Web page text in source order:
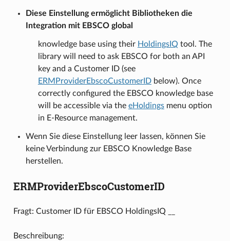
Diese Einstellung ermöglicht Bibliotheken die
Integration mit EBSCO global
knowledge base using their HoldingsIQ tool. The
library will need to ask EBSCO for both an API
key and a Customer ID (see
ERMProviderEbscoCustomerIDbelow). Once
correctly configured the EBSCO knowledge base
will be accessible via the eHoldingsmenu option
in E-Resource management.
Wenn Sie diese Einstellung leer lassen, können Sie
keine Verbindung zur EBSCO Knowledge Base
herstellen.
ERMProviderEbscoCustomerID
Fragt: Customer ID für EBSCO HoldingsIQ __
Beschreibung: